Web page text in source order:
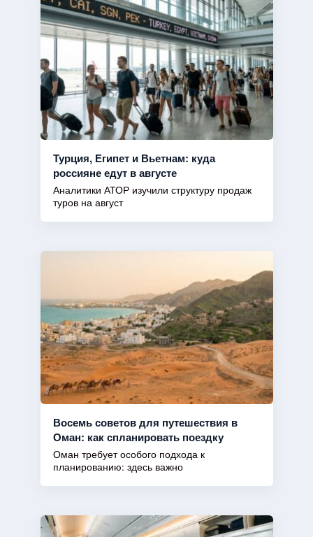
Турция, Египет и Вьетнам: куда
россияне едут в августе
Аналитики АТОР изучили структуру продаж
туров на август
Восемь советов для путешествия в
Оман: как спланировать поездку
Оман требует особого подхода к
планированию: здесь важно